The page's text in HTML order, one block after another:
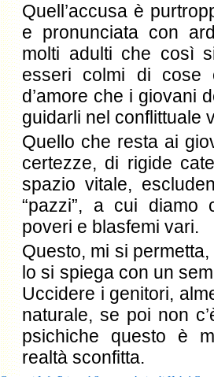
Quell’accusa è
e pronunciata con
molti adulti che così
esseri colmi di cose
d’amore che i giovani
guidarli nel conflittuale
Quello che resta ai
certezze, di rigide
spazio vitale,
“pazzi”, a cui diamo
poveri e blasfemi vari.
Questo, mi si
lo si spiega con un
Uccidere i genitori,
naturale, se poi non
psichiche questo è
realtà sconfitta.